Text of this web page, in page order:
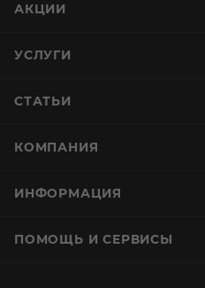
АКЦИИ
УСЛУГИ
СТАТЬИ
КОМПАНИЯ
ИНФОРМАЦИЯ
ПОМОЩЬ И СЕРВИСЫ